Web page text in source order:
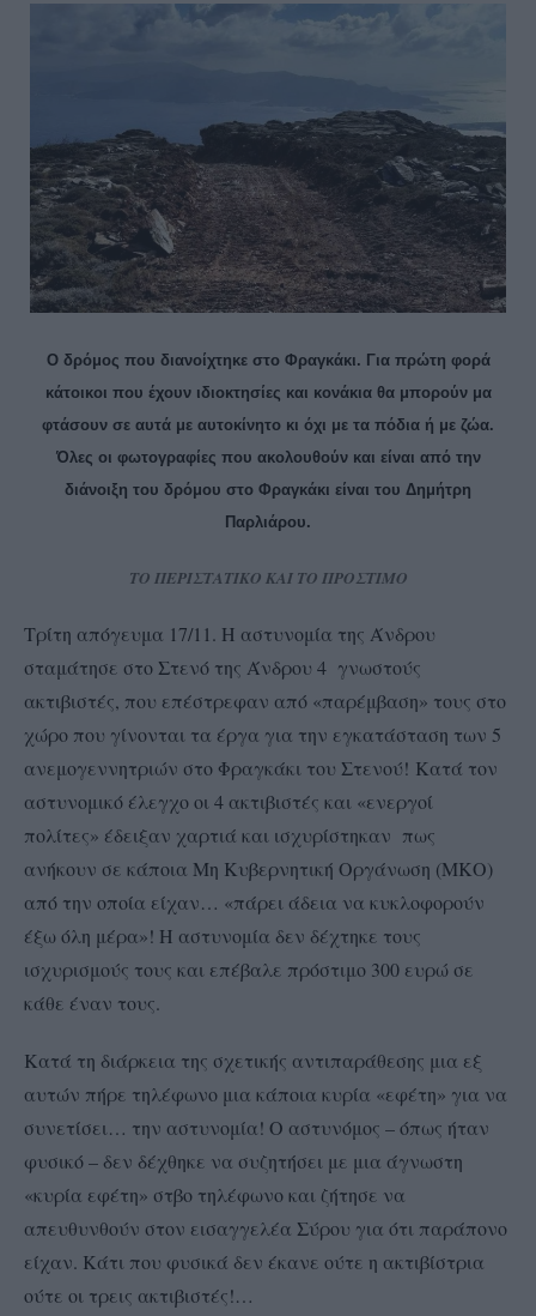
Ο δρόμος που διανοίχτηκε στο Φραγκάκι. Για πρώτη φορά
κάτοικοι που έχουν ιδιοκτησίες και κονάκια θα μπορούν μα
φτάσουν σε αυτά με αυτοκίνητο κι όχι με τα πόδια ή με ζώα.
Όλες οι φωτογραφίες που ακολουθούν και είναι από την
διάνοιξη του δρόμου στο Φραγκάκι είναι του Δημήτρη
Παρλιάρου.
ΤΟ ΠΕΡΙΣΤΑΤΙΚΟ ΚΑΙ ΤΟ ΠΡΟΣΤΙΜΟ
Τρίτη απόγευμα 17/11. Η αστυνομία της Άνδρου
σταμάτησε στο Στενό της Άνδρου 4 γνωστούς
ακτιβιστές, που επέστρεφαν από «παρέμβαση» τους στο
χώρο που γίνονται τα έργα για την εγκατάσταση των 5
ανεμογεννητριών στο Φραγκάκι του Στενού! Κατά τον
αστυνομικό έλεγχο οι 4 ακτιβιστές και «ενεργοί
πολίτες» έδειξαν χαρτιά και ισχυρίστηκαν πως
ανήκουν σε κάποια Μη Κυβερνητική Οργάνωση (ΜΚΟ)
από την οποία είχαν… «πάρει άδεια να κυκλοφορούν
έξω όλη μέρα»! Η αστυνομία δεν δέχτηκε τους
ισχυρισμούς τους και επέβαλε πρόστιμο 300 ευρώ σε
κάθε έναν τους.
Κατά τη διάρκεια της σχετικής αντιπαράθεσης μια εξ
αυτών πήρε τηλέφωνο μια κάποια κυρία «εφέτη» για να
συνετίσει… την αστυνομία! Ο αστυνόμος – όπως ήταν
φυσικό – δεν δέχθηκε να συζητήσει με μια άγνωστη
«κυρία εφέτη» στβο τηλέφωνο και ζήτησε να
απευθυνθούν στον εισαγγελέα Σύρου για ότι παράπονο
είχαν. Κάτι που φυσικά δεν έκανε ούτε η ακτιβίστρια
ούτε οι τρεις ακτιβιστές!…